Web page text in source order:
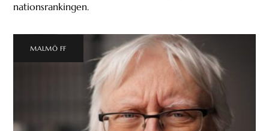
nationsrankingen.
MALMÖ FF